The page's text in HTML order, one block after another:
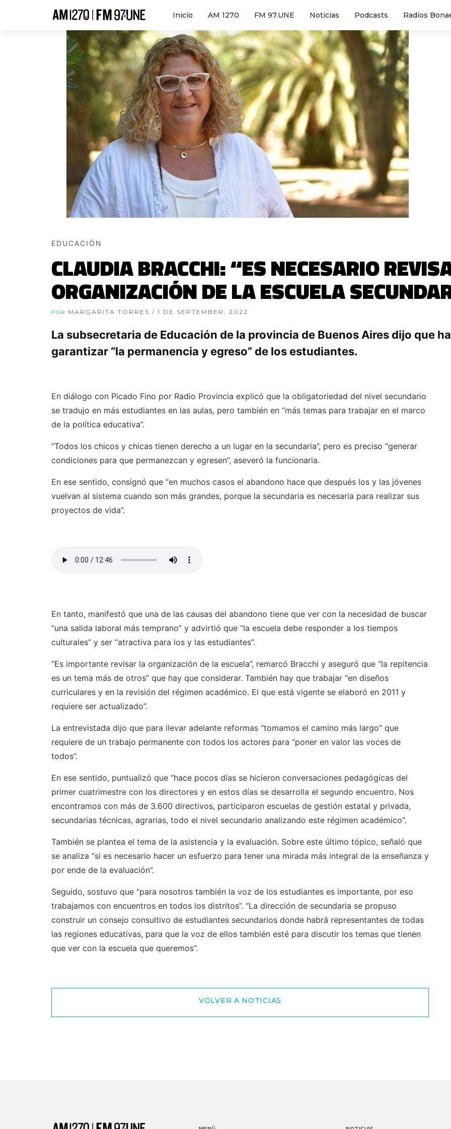
Inicio AM 1270 FM 97.UNE Noticias Podcasts Radios
EDUCACIÓN
CLAUDIA BRACCHI: “ES NECESARIO
ORGANIZACIÓN DE LA ESCUELA
POR MARGARITA TORRES / 1 DE SEPTEMBER, 2022
La subsecretaria de Educación de la provincia de Buenos Aires dijo que
garantizar “la permanencia y egreso” de los estudiantes.
En diálogo con Picado Fino por Radio Provincia explicó que la obligatoriedad del nivel secundario
se tradujo en más estudiantes en las aulas, pero también en “más temas para trabajar en el marco
de la política educativa”.
“Todos los chicos y chicas tienen derecho a un lugar en la secundaria”, pero es preciso “generar
condiciones para que permanezcan y egresen”, aseveró la funcionaria.
En ese sentido, consignó que “en muchos casos el abandono hace que después los y las jóvenes
vuelvan al sistema cuando son más grandes, porque la secundaria es necesaria para realizar sus
proyectos de vida”.
En tanto, manifestó que una de las causas del abandono tiene que ver con la necesidad de buscar
“una salida laboral más temprano” y advirtió que “la escuela debe responder a los tiempos
culturales” y ser “atractiva para los y las estudiantes”.
“Es importante revisar la organización de la escuela”, remarcó Bracchi y aseguró que “la repitencia
es un tema más de otros” que hay que considerar. También hay que trabajar “en diseños
curriculares y en la revisión del régimen académico. El que está vigente se elaboró en 2011 y
requiere ser actualizado”.
La entrevistada dijo que para llevar adelante reformas “tomamos el camino más largo” que
requiere de un trabajo permanente con todos los actores para “poner en valor las voces de
todos”.
En ese sentido, puntualizó que “hace pocos días se hicieron conversaciones pedagógicas del
primer cuatrimestre con los directores y en estos días se desarrolla el segundo encuentro. Nos
encontramos con más de 3.600 directivos, participaron escuelas de gestión estatal y privada,
secundarias técnicas, agrarias, todo el nivel secundario analizando este régimen académico”.
También se plantea el tema de la asistencia y la evaluación. Sobre este último tópico, señaló que
se analiza “si es necesario hacer un esfuerzo para tener una mirada más integral de la enseñanza y
por ende de la evaluación”.
Seguido, sostuvo que “para nosotros también la voz de los estudiantes es importante, por eso
trabajamos con encuentros en todos los distritos”. “La dirección de secundaria se propuso
construir un consejo consultivo de estudiantes secundarios donde habrá representantes de todas
las regiones educativas, para que la voz de ellos también esté para discutir los temas que tienen
que ver con la escuela que queremos”.
VOLVER A NOTICIAS